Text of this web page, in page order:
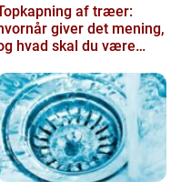
af træer:
giver det mening,
hvad skal du være